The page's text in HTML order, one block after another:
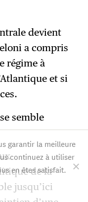
devient
a compris
régime à
et si
semble
de la
jusqu’ici
garantir la meilleure
continuez à utiliser
en êtes satisfait.